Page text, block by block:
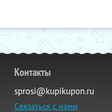
Контакты
sprosi@kupikupon.ru
Связаться с нами